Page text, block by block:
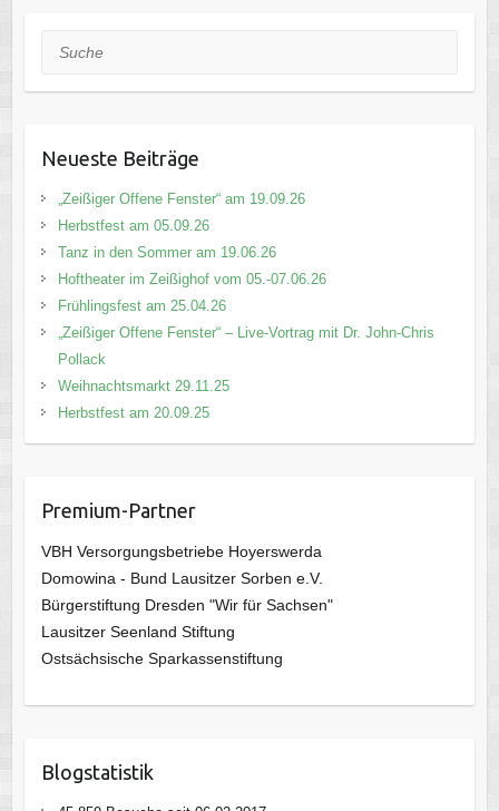
Suche
Neueste Beiträge
„Zeißiger Offene Fenster“ am 19.09.26
Herbstfest am 05.09.26
Tanz in den Sommer am 19.06.26
Hoftheater im Zeißighof vom 05.-07.06.26
Frühlingsfest am 25.04.26
„Zeißiger Offene Fenster“ – Live-Vortrag mit Dr. John-Chris
Pollack
Weihnachtsmarkt 29.11.25
Herbstfest am 20.09.25
Premium-Partner
VBH Versorgungsbetriebe Hoyerswerda
Domowina - Bund Lausitzer Sorben e.V.
Bürgerstiftung Dresden "Wir für Sachsen"
Lausitzer Seenland Stiftung
Ostsächsische Sparkassenstiftung
Blogstatistik